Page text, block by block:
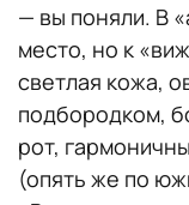
— вы поняли. В
место, но к
светлая кожа,
подбородком,
рот,
(опять же по